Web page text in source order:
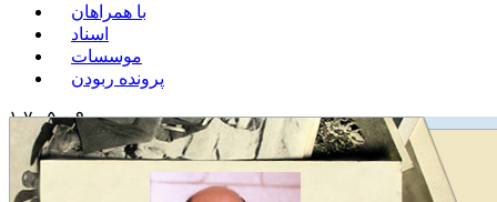
با همراهان
اسناد
موسسات
پرونده ربودن
۱ ۷ , ۵ ۰ ۹